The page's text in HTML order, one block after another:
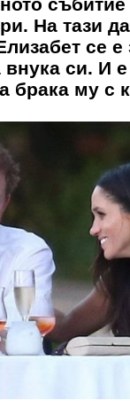
На тази
се е
си. И е
брака му с